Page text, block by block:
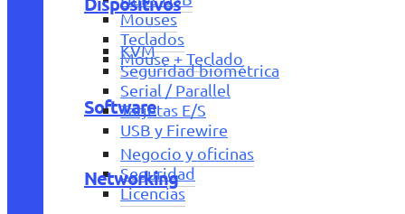
Mouses
Teclados
Mouse + Teclado
Software
Negocio y oficinas
Seguridad
Licencias
KVM
Seguridad biométrica
Serial / Parallel
Tarjetas E/S
USB y Firewire
Networking